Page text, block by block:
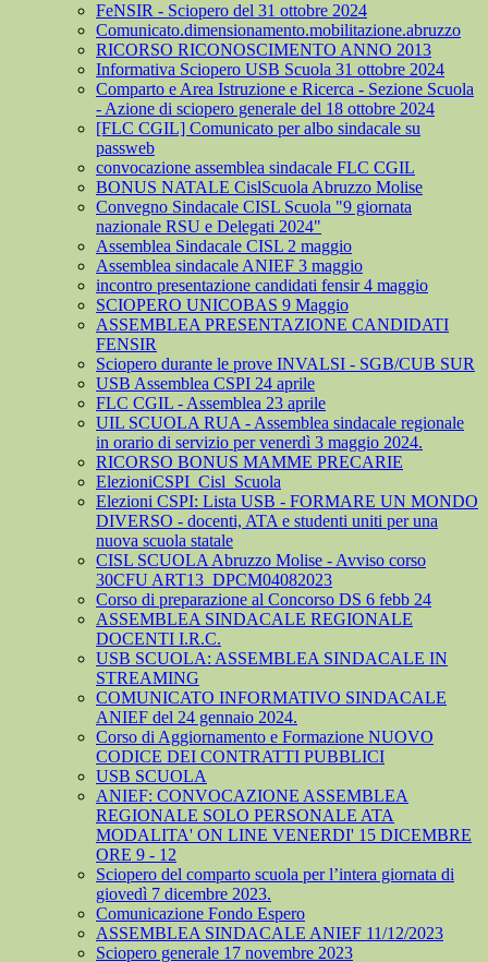
FeNSIR - Sciopero del 31 ottobre 2024
Comunicato.dimensionamento.mobilitazione.abruzzo
RICORSO RICONOSCIMENTO ANNO 2013
Informativa Sciopero USB Scuola 31 ottobre 2024
Comparto e Area Istruzione e Ricerca - Sezione Scuola
- Azione di sciopero generale del 18 ottobre 2024
[FLC CGIL] Comunicato per albo sindacale su
passweb
convocazione assemblea sindacale FLC CGIL
BONUS NATALE CislScuola Abruzzo Molise
Convegno Sindacale CISL Scuola "9 giornata
nazionale RSU e Delegati 2024"
Assemblea Sindacale CISL 2 maggio
Assemblea sindacale ANIEF 3 maggio
incontro presentazione candidati fensir 4 maggio
SCIOPERO UNICOBAS 9 Maggio
ASSEMBLEA PRESENTAZIONE CANDIDATI
FENSIR
Sciopero durante le prove INVALSI - SGB/CUB SUR
USB Assemblea CSPI 24 aprile
FLC CGIL - Assemblea 23 aprile
UIL SCUOLA RUA - Assemblea sindacale regionale
in orario di servizio per venerdì 3 maggio 2024.
RICORSO BONUS MAMME PRECARIE
ElezioniCSPI_Cisl_Scuola
Elezioni CSPI: Lista USB - FORMARE UN MONDO
DIVERSO - docenti, ATA e studenti uniti per una
nuova scuola statale
CISL SCUOLA Abruzzo Molise - Avviso corso
30CFU ART13_DPCM04082023
Corso di preparazione al Concorso DS 6 febb 24
ASSEMBLEA SINDACALE REGIONALE
DOCENTI I.R.C.
USB SCUOLA: ASSEMBLEA SINDACALE IN
STREAMING
COMUNICATO INFORMATIVO SINDACALE
ANIEF del 24 gennaio 2024.
Corso di Aggiornamento e Formazione NUOVO
CODICE DEI CONTRATTI PUBBLICI
USB SCUOLA
ANIEF: CONVOCAZIONE ASSEMBLEA
REGIONALE SOLO PERSONALE ATA
MODALITA' ON LINE VENERDI' 15 DICEMBRE
ORE 9 - 12
Sciopero del comparto scuola per l’intera giornata di
giovedì 7 dicembre 2023.
Comunicazione Fondo Espero
ASSEMBLEA SINDACALE ANIEF 11/12/2023
Sciopero generale 17 novembre 2023